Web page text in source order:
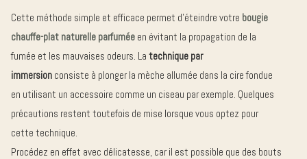
Bougie
Crémant
d'Alsace
Edition
Collector
Recharge
parfumée
Cette méthode simple et efficace permet d’éteindre votre bougie
chauffe-plat naturelle parfumée en évitant la propagation de la
fumée et les mauvaises odeurs. La technique par
immersion consiste à plonger la mèche allumée dans la cire fondue
en utilisant un accessoire comme un ciseau par exemple. Quelques
précautions restent toutefois de mise lorsque vous optez pour
cette technique.
Procédez en effet avec délicatesse, car il est possible que des bouts